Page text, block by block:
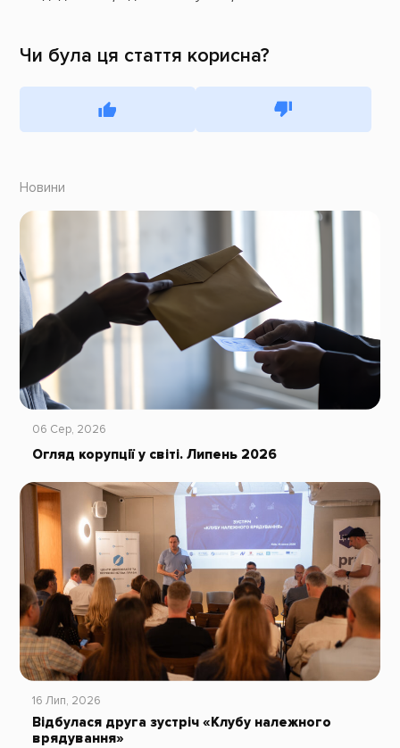
Чи була ця стаття корисна?
Новини
06 Сер, 2026
Огляд корупції у світі. Липень 2026
16 Лип, 2026
Відбулася друга зустріч «Клубу належного
врядування»